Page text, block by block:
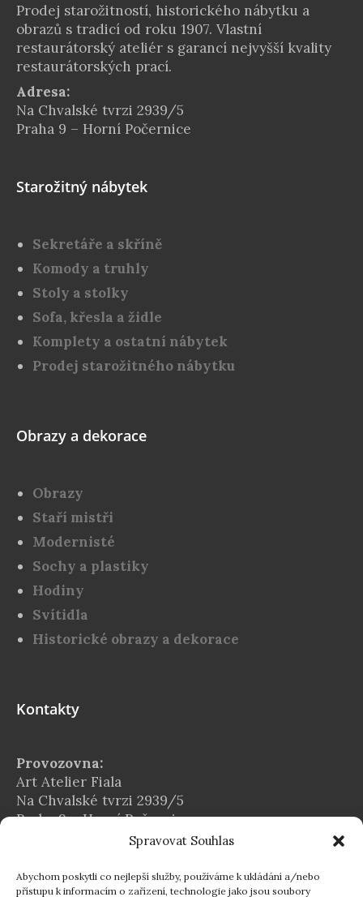
Spravovat Souhlas
Abychom poskytli co nejlepší služby, používáme k ukládání a/nebo
přístupu k informacím o zařízení, technologie jako jsou soubory
Prodej starožitností, historického nábytku a
obrazů s tradicí od roku 1907. Vlastní
restaurátorský ateliér s garancí nejvyšší kvality
restaurátorských prací.
Adresa:
Na Chvalské tvrzi 2939/5
Praha 9 – Horní Počernice
Starožitný nábytek
Sekretáře a skříně
Komody a truhly
Stoly a stolky
Sofa, křesla a židle
Komplety a ostatní nábytek
Prodej starožitného nábytku
Obrazy a dekorace
Obrazy
Staří mistři
Modernisté
Sochy a plastiky
Hodiny
Svítidla
Historické obrazy a dekorace
Kontakty
Provozovna:
Art Atelier Fiala
Na Chvalské tvrzi 2939/5
Praha 9 – Horní Počernice
Telefon: